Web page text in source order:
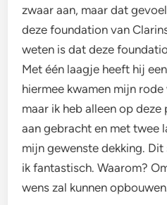
zwaar aan, maar dat
deze foundation van
weten is dat deze
Met één laagje heeft hij
hiermee kwamen mijn
maar ik heb alleen op deze
aan gebracht en met twee
mijn gewenste dekking.
ik fantastisch. Waarom?
wens zal kunnen